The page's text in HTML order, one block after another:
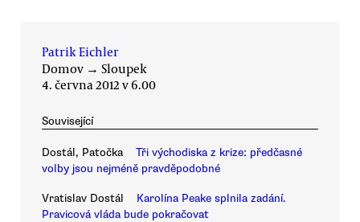
Patrik Eichler
Domov → Sloupek
4. června 2012 v 6.00
Související
Dostál, Patočka
Tři východiska z krize: předčasné
volby jsou nejméně pravděpodobné
Vratislav Dostál
Karolína Peake splnila zadání.
Pravicová vláda bude pokračovat